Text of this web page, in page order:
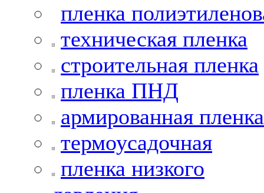
пленка
техническая пленка
строительная пленка
пленка ПНД
армированная пленка
термоусадочная
пленка низкого